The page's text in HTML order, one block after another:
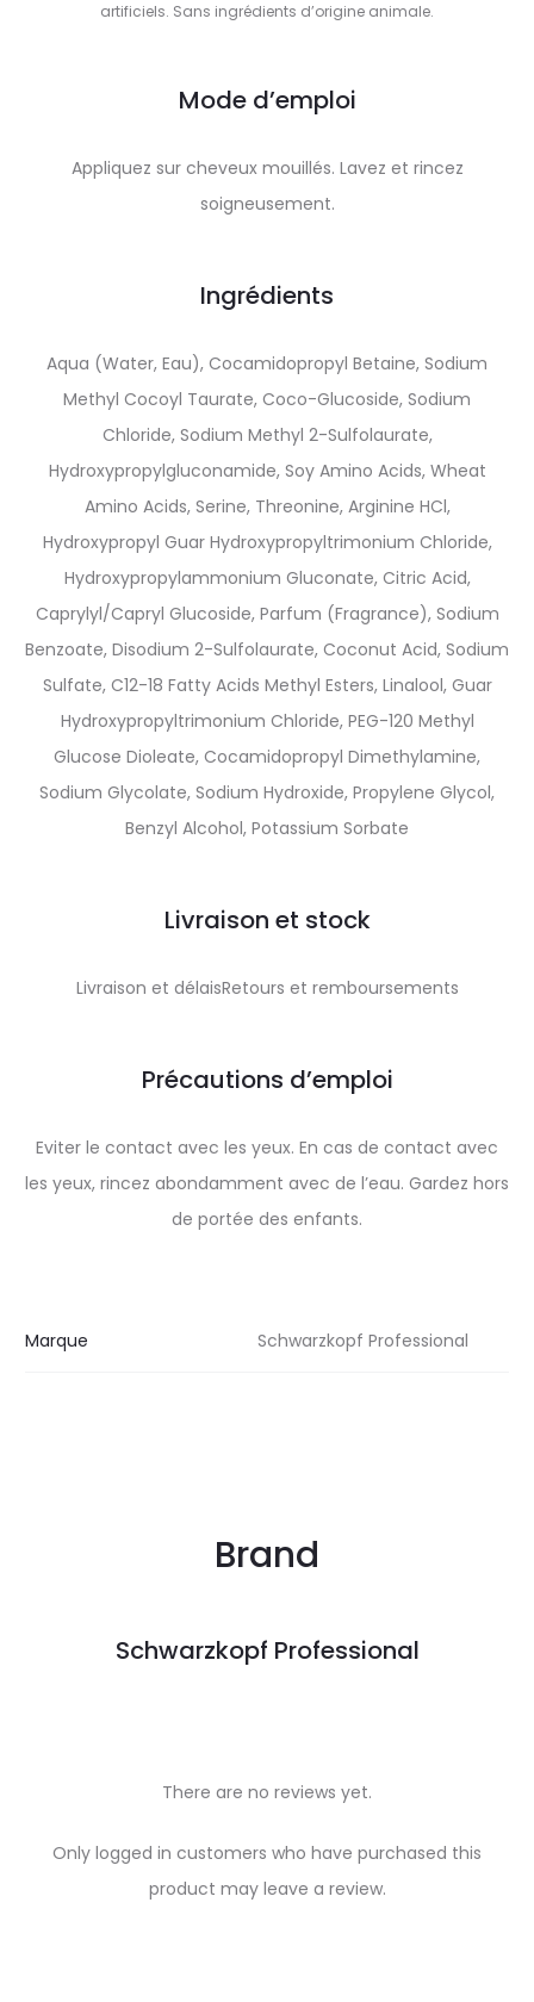
artificiels. Sans ingrédients d’origine animale.
Mode d’emploi
Appliquez sur cheveux mouillés. Lavez et rincez
soigneusement.
Ingrédients
Aqua (Water, Eau), Cocamidopropyl Betaine, Sodium
Methyl Cocoyl Taurate, Coco-Glucoside, Sodium
Chloride, Sodium Methyl 2-Sulfolaurate,
Hydroxypropylgluconamide, Soy Amino Acids, Wheat
Amino Acids, Serine, Threonine, Arginine HCl,
Hydroxypropyl Guar Hydroxypropyltrimonium Chloride,
Hydroxypropylammonium Gluconate, Citric Acid,
Caprylyl/Capryl Glucoside, Parfum (Fragrance), Sodium
Benzoate, Disodium 2-Sulfolaurate, Coconut Acid, Sodium
Sulfate, C12-18 Fatty Acids Methyl Esters, Linalool, Guar
Hydroxypropyltrimonium Chloride, PEG-120 Methyl
Glucose Dioleate, Cocamidopropyl Dimethylamine,
Sodium Glycolate, Sodium Hydroxide, Propylene Glycol,
Benzyl Alcohol, Potassium Sorbate
Livraison et stock
Livraison et délaisRetours et remboursements
Précautions d’emploi
Eviter le contact avec les yeux. En cas de contact avec
les yeux, rincez abondamment avec de l’eau. Gardez hors
de portée des enfants.
Marque Schwarzkopf Professional
Brand
Schwarzkopf Professional
There are no reviews yet.
Only logged in customers who have purchased this
product may leave a review.